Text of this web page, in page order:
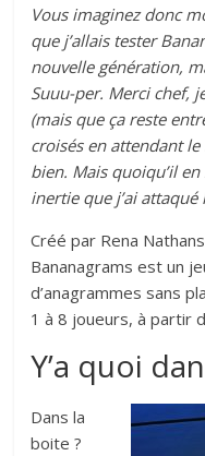
Vous imaginez donc
que j’allais tester
nouvelle génération,
Suuu-per. Merci chef,
(mais que ça reste
croisés en attendant
bien. Mais quoiqu’il
inertie que j’ai attaqué
Créé par Rena
Bananagrams est un
d’anagrammes sans
1 à 8 joueurs, à partir
Y’a quoi
Dans la
boite ?